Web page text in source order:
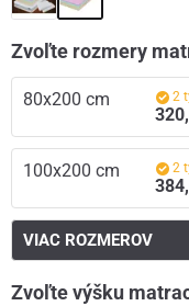
Zvoľte rozmery
80x200 cm 2
100x200 cm 2
VIAC ROZMEROV
Zvoľte výšku